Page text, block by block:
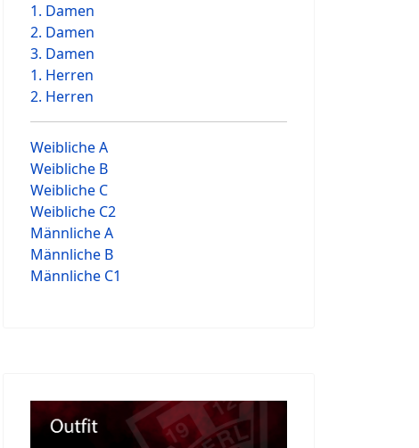
1. Damen
2. Damen
3. Damen
1. Herren
2. Herren
Weibliche A
Weibliche B
Weibliche C
Weibliche C2
Männliche A
Männliche B
Männliche C1